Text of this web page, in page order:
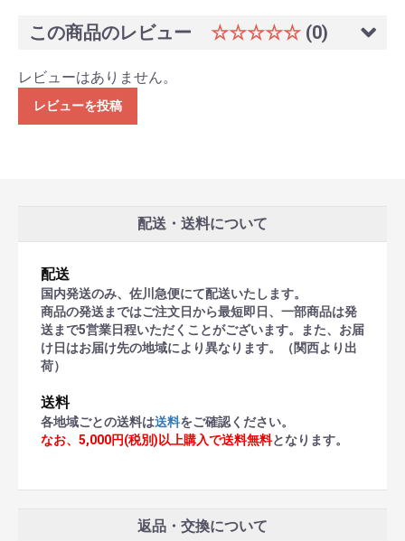
この商品のレビュー ☆☆☆☆☆ (0)
レビューはありません。
レビューを投稿
配送・送料について
配送
国内発送のみ、佐川急便にて配送いたします。
商品の発送まではご注文日から最短即日、一部商品は発
送まで5営業日程いただくことがございます。また、お届
け日はお届け先の地域により異なります。（関西より出
荷）
送料
各地域ごとの送料は送料をご確認ください。
なお、5,000円(税別)以上購入で送料無料となります。
返品・交換について